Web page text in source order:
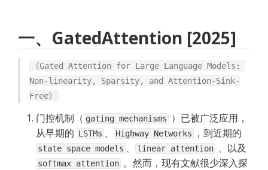
一、GatedAttention [2025]
《Gated Attention for Large Language Models:
Non-linearity, Sparsity, and Attention-Sink-
Free》
门控机制（ gating mechanisms
）已被广泛应用，
从早期的 LSTMs 、 Highway Networks
state space models 、 linear attention
softmax attention 。然而，现有文献很少深入探